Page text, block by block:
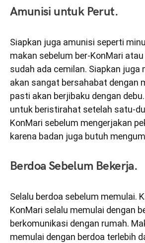
Amunisi untuk Perut.
Siapkan juga amunisi seperti
makan sebelum ber-KonMari
sudah ada cemilan. Siapkan juga
akan sangat bersahabat dengan
pasti akan berjibaku dengan
untuk beristirahat setelah satu-
KonMari sebelum mengerjakan
karena badan juga butuh
Berdoa Sebelum Bekerja.
Selalu berdoa sebelum memulai.
KonMari selalu memulai dengan
berkomunikasi dengan rumah.
memulai dengan berdoa terlebih